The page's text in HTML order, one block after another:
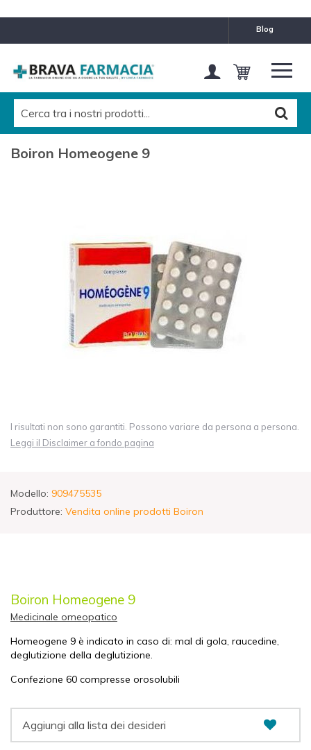
blog
Boiron Homeogene 9
I risultati non sono garantiti. Possono variare da persona a persona.
Leggi il Disclaimer a fondo pagina
Modello: 909475535
Produttore: Vendita online prodotti Boiron
Boiron Homeogene 9
Medicinale omeopatico
Homeogene 9 è indicato in caso di: mal di gola, raucedine,
deglutizione della deglutizione.
Confezione 60 compresse orosolubili
Aggiungi alla lista dei desideri